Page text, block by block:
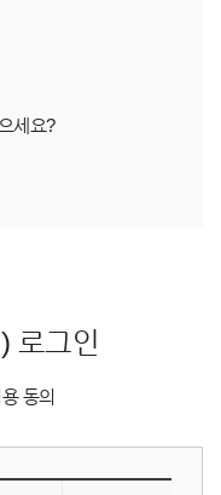
세요?
로그인
동의